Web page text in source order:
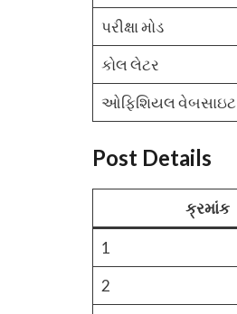
પરીક્ષા મોડ
કોલ લેટર
ઓફિશિયલ વેબસાઇટ
Post Details
ક્રમાંક
1
2